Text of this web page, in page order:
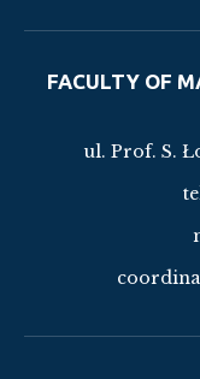
FACULTY OF
ul. Prof. S.